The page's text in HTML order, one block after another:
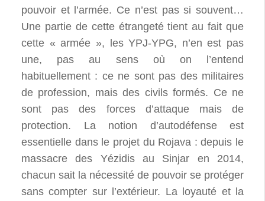
pouvoir et l’armée. Ce n’est pas si souvent…
Une partie de cette étrangeté tient au fait que
cette « armée », les YPJ-YPG, n’en est pas
une, pas au sens où on l’entend
habituellement : ce ne sont pas des militaires
de profession, mais des civils formés. Ce ne
sont pas des forces d’attaque mais de
protection. La notion d’autodéfense est
essentielle dans le projet du Rojava : depuis le
massacre des Yézidis au Sinjar en 2014,
chacun sait la nécessité de pouvoir se protéger
sans compter sur l’extérieur. La loyauté et la